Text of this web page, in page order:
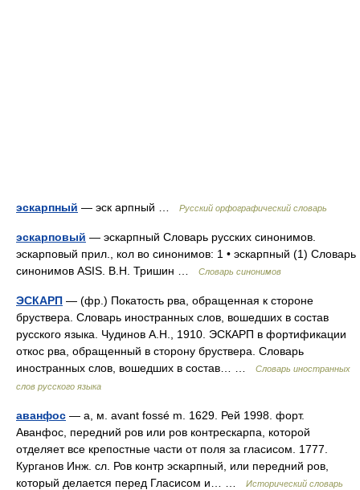
эскарпный — эск арпный … Русский орфографический словарь
эскарповый — эскарпный Словарь русских синонимов.
эскарповый прил., кол во синонимов: 1 • эскарпный (1) Словарь
синонимов ASIS. В.Н. Тришин …
Словарь синонимов
ЭСКАРП — (фр.) Покатость рва, обращенная к стороне
бруствера. Словарь иностранных слов, вошедших в состав
русского языка. Чудинов А.Н., 1910. ЭСКАРП в фортификации
откос рва, обращенный в сторону бруствера. Словарь
иностранных слов, вошедших в состав… …
Словарь иностранных
слов русского языка
аванфос — а, м. avant fossé m. 1629. Рей 1998. форт.
Аванфос, передний ров или ров контрескарпа, которой
отделяет все крепостные части от поля за гласисом. 1777.
Курганов Инж. сл. Ров контр эскарпный, или передний ров,
который делается перед Гласисом и… …
Исторический словарь